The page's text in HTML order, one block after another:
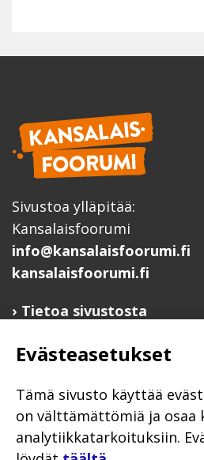
Sivustoa ylläpitää:
Kansalaisfoorumi
info@kansalaisfoorumi.fi
kansalaisfoorumi.fi
Tietoa sivustosta
Ilmoita järjestösi
Järjestötietäjä-testi
Anna palautetta
Saavutettavuusseloste
Evästeasetukset
Tämä sivusto käyttää
on välttämättömiä ja osaa
analytiikkatarkoituksiin.